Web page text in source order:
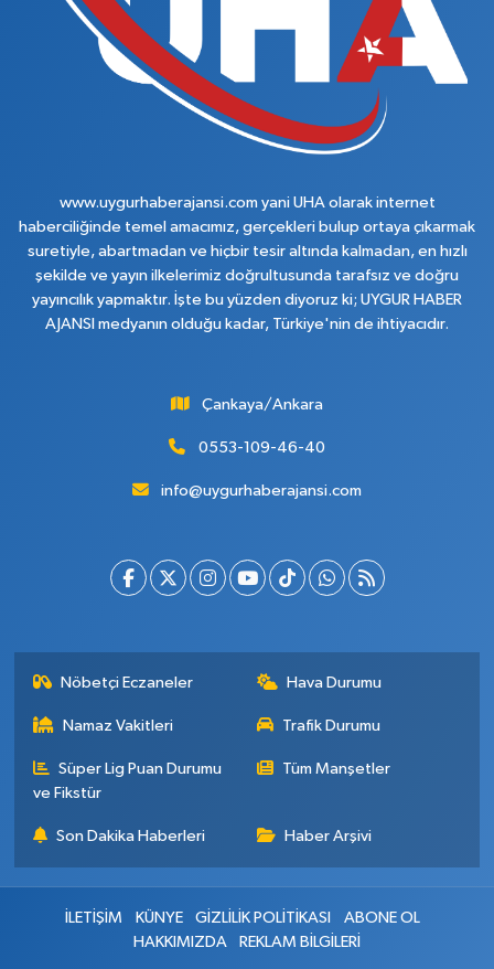
www.uygurhaberajansi.com yani UHA olarak internet
haberciliğinde temel amacımız, gerçekleri bulup ortaya çıkarmak
suretiyle, abartmadan ve hiçbir tesir altında kalmadan, en hızlı
şekilde ve yayın ilkelerimiz doğrultusunda tarafsız ve doğru
yayıncılık yapmaktır. İşte bu yüzden diyoruz ki; UYGUR HABER
AJANSI medyanın olduğu kadar, Türkiye'nin de ihtiyacıdır.
Çankaya/Ankara
0553-109-46-40
info@uygurhaberajansi.com
Nöbetçi Eczaneler Hava Durumu
Namaz Vakitleri Trafik Durumu
Süper Lig Puan Durumu
ve Fikstür
Tüm Manşetler
Son Dakika Haberleri Haber Arşivi
İLETİŞİM KÜNYE GİZLİLİK POLİTİKASI
ABONE OL
HAKKIMIZDA
REKLAM BİLGİLERİ